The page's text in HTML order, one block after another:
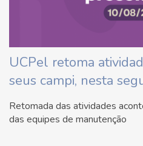
UCPel retoma
seus campi, nesta
Retomada das atividades
das equipes de manutenção